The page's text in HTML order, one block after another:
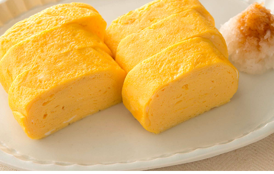
酢 調味酢
お酢ドリンク ぽん酢
みりん風・料理酒 鍋用調味料
つゆ たれ
新商品一覧
キャンペーン情報
ブランド・スペシャルサイト
ブランド・スペシャルサイト トップ
商品ブランドサイト
Fibee（ファイビー）
企業情報